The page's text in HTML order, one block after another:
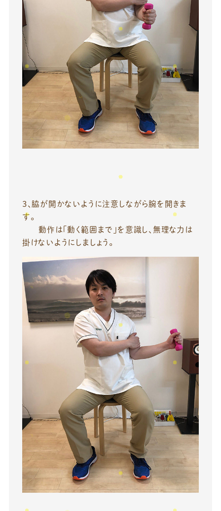
３、脇が開かないように注意しながら腕を開きま
す。
動作は「動く範囲まで」を意識し、無理な力は
掛けないようにしましょう。